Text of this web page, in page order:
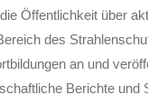
Öffentlichkeit über
des
an und
Berichte und